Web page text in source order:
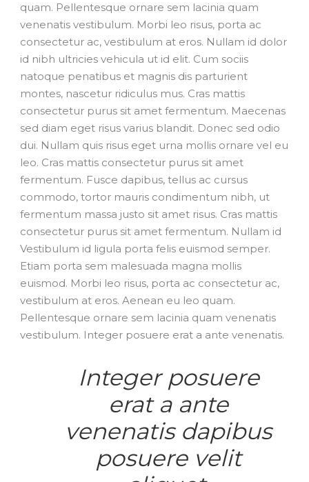
quam. Pellentesque ornare sem lacinia quam
venenatis vestibulum. Morbi leo risus, porta ac
consectetur ac, vestibulum at eros. Nullam id dolor
id nibh ultricies vehicula ut id elit. Cum sociis
natoque penatibus et magnis dis parturient
montes, nascetur ridiculus mus. Cras mattis
consectetur purus sit amet fermentum. Maecenas
sed diam eget risus varius blandit. Donec sed odio
dui. Nullam quis risus eget urna mollis ornare vel eu
leo. Cras mattis consectetur purus sit amet
fermentum. Fusce dapibus, tellus ac cursus
commodo, tortor mauris condimentum nibh, ut
fermentum massa justo sit amet risus. Cras mattis
consectetur purus sit amet fermentum. Nullam id
Vestibulum id ligula porta felis euismod semper.
Etiam porta sem malesuada magna mollis
euismod. Morbi leo risus, porta ac consectetur ac,
vestibulum at eros. Aenean eu leo quam.
Pellentesque ornare sem lacinia quam venenatis
vestibulum. Integer posuere erat a ante venenatis.
Integer posuere
erat a ante
venenatis dapibus
posuere velit